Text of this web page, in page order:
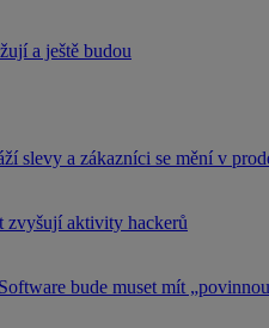
a ještě budou
slevy a zákazníci se mění v
zvyšují aktivity hackerů
bude muset mít